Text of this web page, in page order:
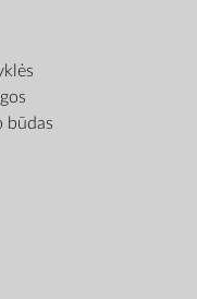
būdas